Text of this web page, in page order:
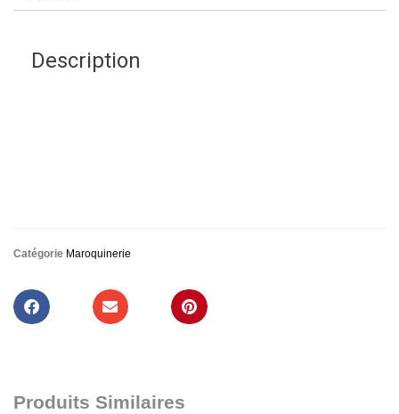
Description
Catégorie Maroquinerie
Produits Similaires